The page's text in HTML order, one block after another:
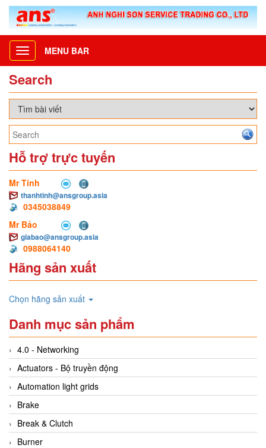
Toggle
navigation
MENU BAR
Search
Hỗ trợ trực tuyến
Mr Tính
thanhtinh@ansgroup.asia
0345038849
Mr Bảo
giabao@ansgroup.asia
0988064140
Hãng sản xuất
Chọn hãng sản xuất
Danh mục sản phẩm
4.0 - Networking
Actuators - Bộ truyền động
Automation light grids
Brake
Break & Clutch
Burner